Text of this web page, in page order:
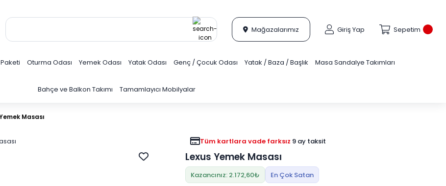
Mağazalarımız Giriş Yap Sepetim
Oturma Odası Yemek Odası Yatak Odası Genç / Çocuk Odası Yatak / Baza / Başlık Masa Sandalye Takımları
Bahçe ve Balkon Takımı Tamamlayıcı Mobilyalar
Masası
Tüm kartlara vade farksız 9 ay taksit
Lexus Yemek Masası
Kazancınız: 2.172,60₺ En Çok Satan